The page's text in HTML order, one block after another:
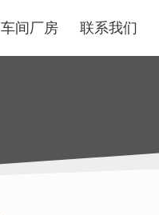
车间厂房 联系我们